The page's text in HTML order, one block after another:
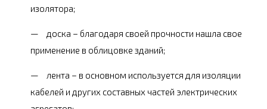
изолятора;
доска – благодаря своей прочности нашла свое
применение в облицовке зданий;
лента – в основном используется для изоляции
кабелей и других составных частей электрических